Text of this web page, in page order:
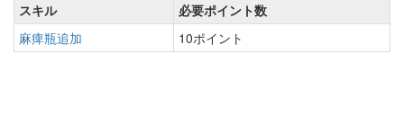
スキル
必要ポイント数
麻痺瓶追加
10ポイント